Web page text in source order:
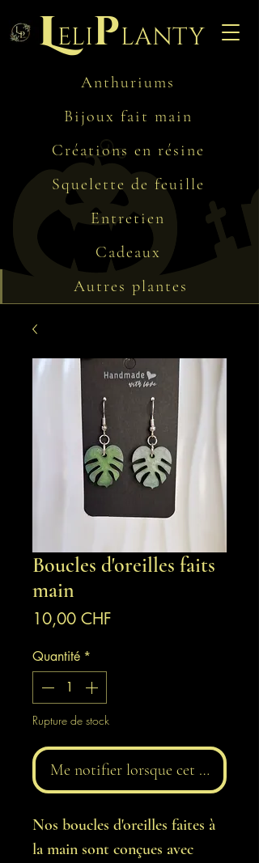
Leliplanty
Anthuriums
Bijoux fait main
Créations en résine
Squelette de feuille
Entretien
Cadeaux
Autres plantes
Boucles d'oreilles faits
main
10,00 CHF
Quantité *
Rupture de stock
Me notifier lorsque cet article est
Nos boucles d'oreilles faites à
la main sont conçues avec